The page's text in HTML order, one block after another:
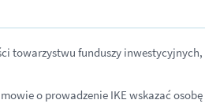
towarzystwu funduszy
o prowadzenie IKE wskazać